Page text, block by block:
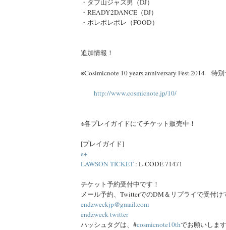
・ダブ山ジャズ男（DJ）
・READY2DANCE（DJ）
・ポレポレポレ（FOOD）
追加情報！
※Cosimicnote 10 years anniversary Fest.2014 特
http://www.cosmicnote.jp/10/
※各プレイガイドにてチケット販売中！
[プレイガイド]
e+
LAWSON TICKET : L-CODE 71471
チケット予約受付中です！
メール予約、TwitterでのDM＆リプライで受付け
endzweckjp@gmail.com
endzweck twitter
ハッシュタグは、#cosmicnote10thでお願いしま